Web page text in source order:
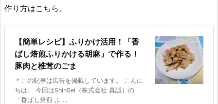
作り方はこちら。
【簡単レシピ】ふりかけ活用！「香
ばし焙煎ふりかける胡麻」で作る！
豚肉と椎茸のごま
＊この記事は広告を掲載しています。 こんに
ちは。 今回はShinSei（株式会社 真誠）の
「香ばし焙煎 ふ ...